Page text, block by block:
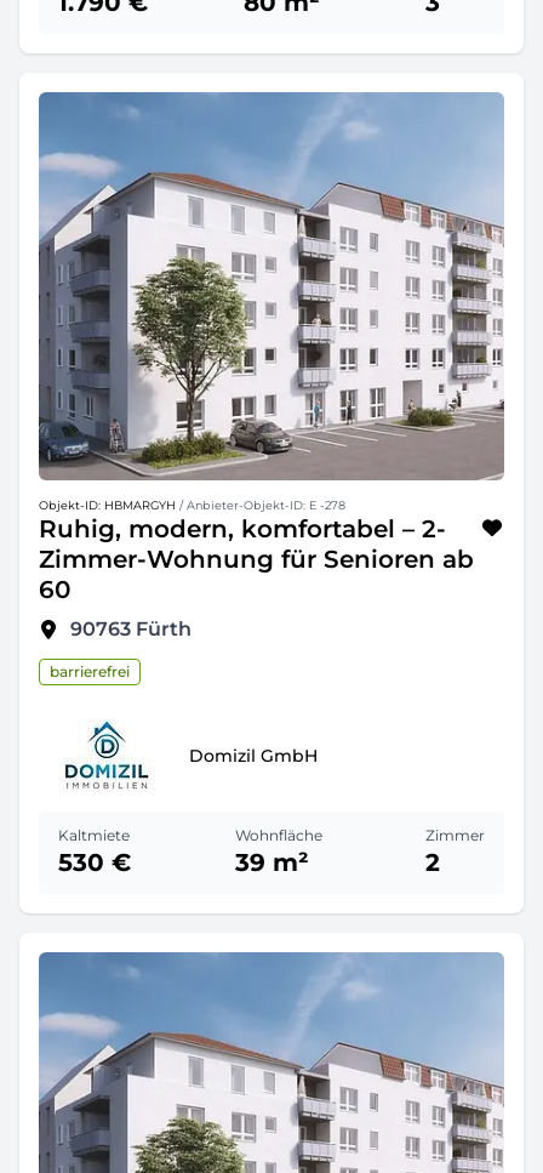
Objekt-ID: HBMARGYH / Anbieter-Objekt-ID: E -278
Ruhig, modern, komfortabel – 2-
Zimmer-Wohnung für Senioren ab
60
90763 Fürth
barrierefrei
Domizil GmbH
Kaltmiete
530 €
Wohnfläche
39 m²
Zimmer
2